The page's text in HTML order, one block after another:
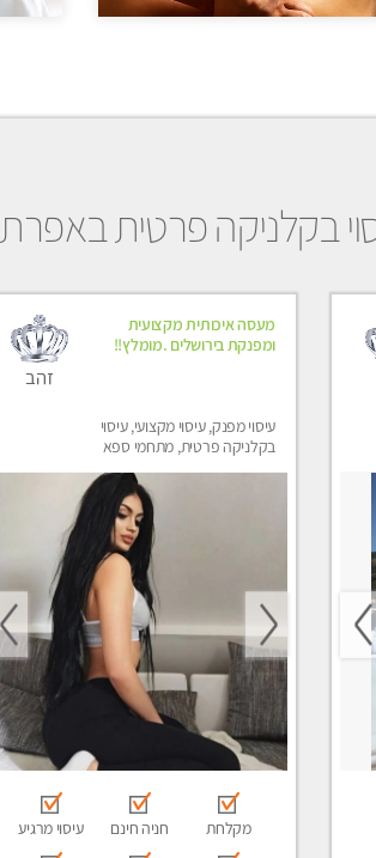
בקלניקה פרטית באפרת
מעסה איכותית מקצועית
ומפנקת בירושלים .מומלץ!!
עיסוי מפנק, עיסוי מקצועי, עיסוי
בקלניקה פרטית, מתחמי ספא
זהב
מקלחת חניה חינם עיסוי מרגיע